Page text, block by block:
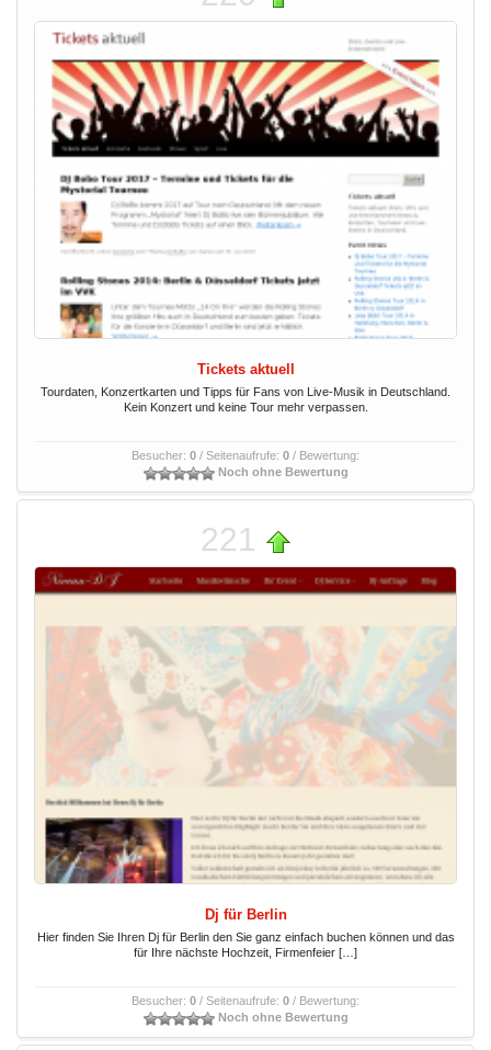
Tickets aktuell
Tourdaten, Konzertkarten und Tipps für Fans von Live-Musik in Deutschland.
Kein Konzert und keine Tour mehr verpassen.
Besucher: 0 / Seitenaufrufe: 0 / Bewertung:
Noch ohne Bewertung
221
Dj für Berlin
Hier finden Sie Ihren Dj für Berlin den Sie ganz einfach buchen können und das
für Ihre nächste Hochzeit, Firmenfeier […]
Besucher: 0 / Seitenaufrufe: 0 / Bewertung:
Noch ohne Bewertung